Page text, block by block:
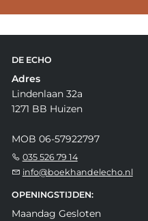
DE ECHO
Adres
Lindenlaan 32a
1271 BB Huizen
MOB 06-57922797
035 526 79 14
info@boekhandelecho.nl
OPENINGSTIJDEN:
Maandag Gesloten